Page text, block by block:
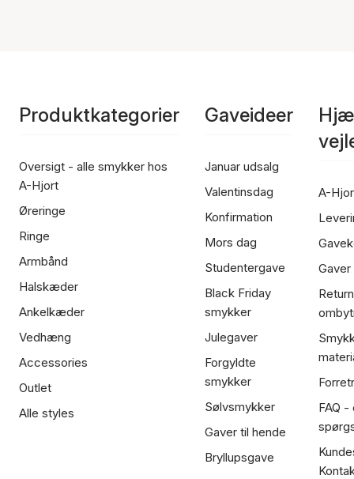
Produktkategorier
Oversigt - alle smykker hos
A-Hjort
Øreringe
Ringe
Armbånd
Halskæder
Ankelkæder
Vedhæng
Accessories
Outlet
Alle styles
Gaveideer
Januar udsalg
Valentinsdag
Konfirmation
Mors dag
Studentergave
Black Friday
smykker
Julegaver
Forgyldte
smykker
Sølvsmykker
Gaver til hende
Bryllupsgave
A-
FAQ